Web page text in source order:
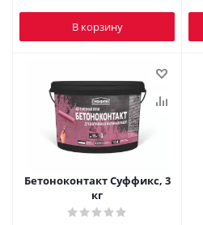
В корзину
Бетоноконтакт Суффикс, 3
кг